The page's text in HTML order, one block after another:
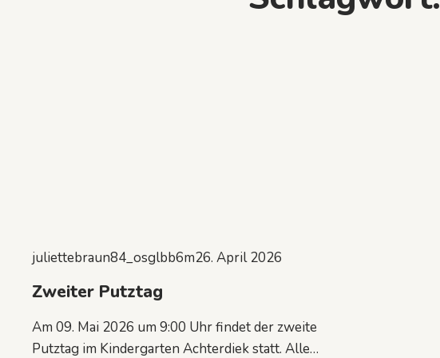
juliettebraun84_osglbb6m26. April 2026
Zweiter Putztag
Am 09. Mai 2026 um 9:00 Uhr findet der zweite
Putztag im Kindergarten Achterdiek statt. Alle…